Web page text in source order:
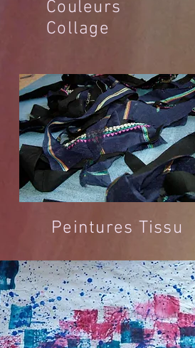
Couleurs
Collage
Peintures Tissu